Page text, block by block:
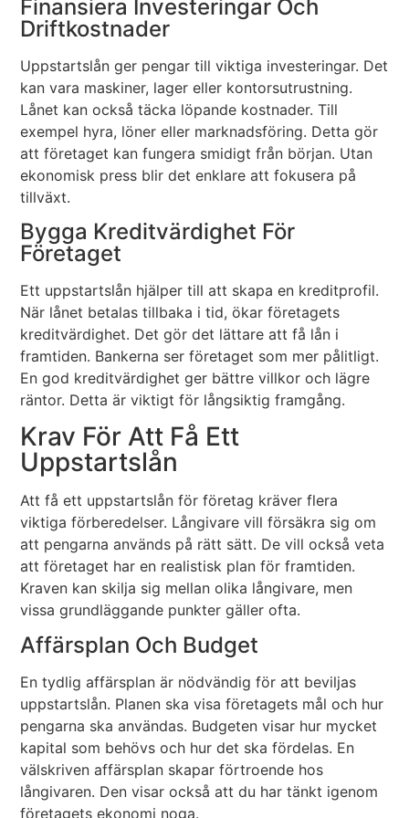
Finansiera Investeringar Och
Driftkostnader
Uppstartslån ger pengar till viktiga investeringar. Det
kan vara maskiner, lager eller kontorsutrustning.
Lånet kan också täcka löpande kostnader. Till
exempel hyra, löner eller marknadsföring. Detta gör
att företaget kan fungera smidigt från början. Utan
ekonomisk press blir det enklare att fokusera på
tillväxt.
Bygga Kreditvärdighet För
Företaget
Ett uppstartslån hjälper till att skapa en kreditprofil.
När lånet betalas tillbaka i tid, ökar företagets
kreditvärdighet. Det gör det lättare att få lån i
framtiden. Bankerna ser företaget som mer pålitligt.
En god kreditvärdighet ger bättre villkor och lägre
räntor. Detta är viktigt för långsiktig framgång.
Krav För Att Få Ett
Uppstartslån
Att få ett uppstartslån för företag kräver flera
viktiga förberedelser. Långivare vill försäkra sig om
att pengarna används på rätt sätt. De vill också veta
att företaget har en realistisk plan för framtiden.
Kraven kan skilja sig mellan olika långivare, men
vissa grundläggande punkter gäller ofta.
Affärsplan Och Budget
En tydlig affärsplan är nödvändig för att beviljas
uppstartslån. Planen ska visa företagets mål och hur
pengarna ska användas. Budgeten visar hur mycket
kapital som behövs och hur det ska fördelas. En
välskriven affärsplan skapar förtroende hos
långivaren. Den visar också att du har tänkt igenom
företagets ekonomi noga.